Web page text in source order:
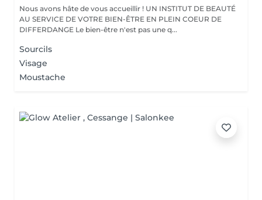
Nous avons hâte de vous accueillir ! UN INSTITUT DE BEAUTÉ
AU SERVICE DE VOTRE BIEN-ÊTRE EN PLEIN COEUR DE
DIFFERDANGE Le bien-être n'est pas une q...
Sourcils
Visage
Moustache